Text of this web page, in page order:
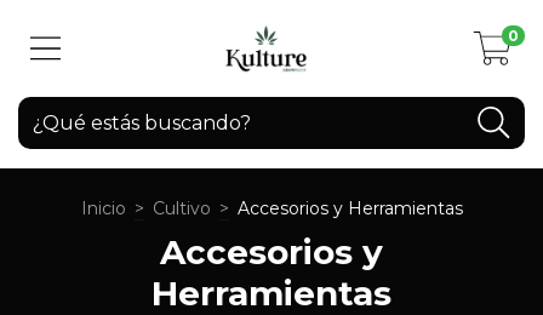
0
Inicio > Cultivo > Accesorios y Herramientas
Accesorios y
Herramientas